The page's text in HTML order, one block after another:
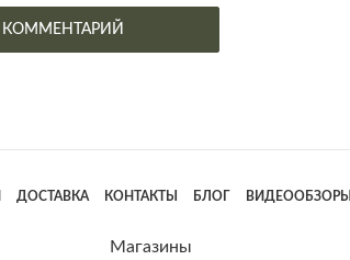
ДОСТАВКА КОНТАКТЫ БЛОГ ВИДЕООБЗОРЫ
Магазины